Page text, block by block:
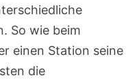
So wie beim
einen Station seine
die